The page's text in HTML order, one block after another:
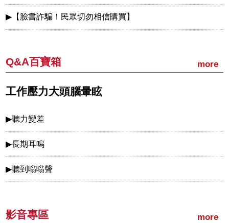
【臉書詐騙！民眾切勿相信購買】
Q&A百寶箱 more
工作壓力大頭腦暈眩
聽力變差
長期耳鳴
聽到嗡嗡聲
影音專區 more